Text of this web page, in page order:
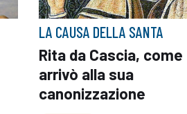
LA CAUSA DELLA SANTA
Rita da Cascia, come
arrivò alla sua
canonizzazione